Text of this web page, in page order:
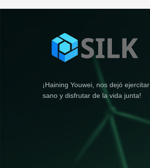
¡Haining Youwei, nos dejó ejercitar
sano y disfrutar de la vida junta!